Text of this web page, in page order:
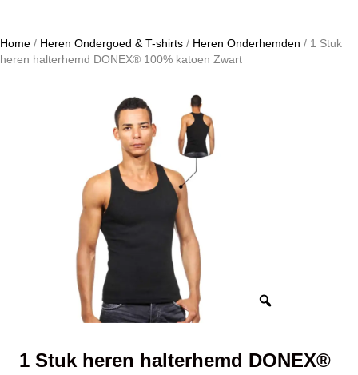
Home / Heren Ondergoed & T-shirts / Heren Onderhemden / 1 Stuk
heren halterhemd DONEX® 100% katoen Zwart
1 Stuk heren halterhemd DONEX®